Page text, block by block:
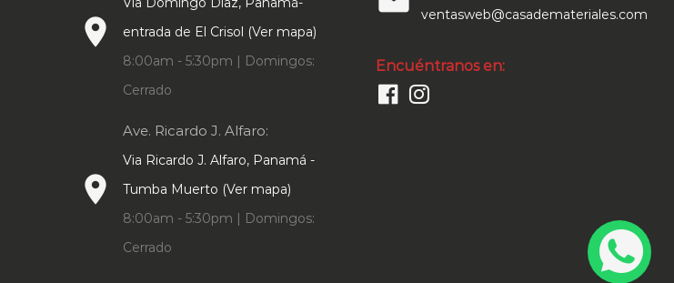
place
entrada de El Crisol (Ver mapa)
8:00am - 5:30pm | Domingos:
Cerrado
place
Ave. Ricardo J. Alfaro:
Via Ricardo J. Alfaro, Panamá -
Tumba Muerto (Ver mapa)
8:00am - 5:30pm | Domingos:
Cerrado
ventasweb@casademateriales.com
Encuéntranos en: